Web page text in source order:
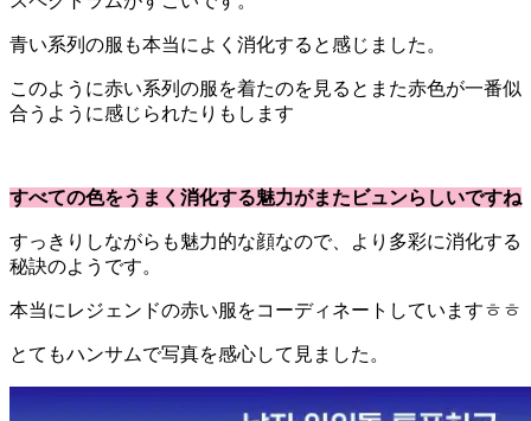
青い系列の服も本当によく消化すると感じました。
このように赤い系列の服を着たのを見るとまた赤色が一番似
合うように感じられたりもします
すべての色をうまく消化する魅力がまたビュンらしいですね
すっきりしながらも魅力的な顔なので、より多彩に消化する
秘訣のようです。
本当にレジェンドの赤い服をコーディネートしていますㅎㅎ
とてもハンサムで写真を感心して見ました。